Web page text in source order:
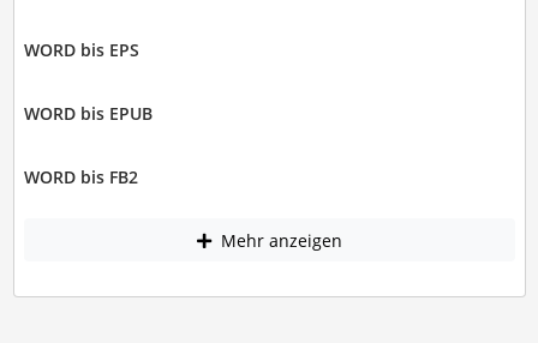
WORD bis EPS
WORD bis EPUB
WORD bis FB2
Mehr anzeigen